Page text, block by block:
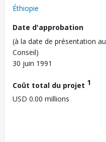
Éthiopie
Date d'approbation
(à la date de présentation au
Conseil)
30 juin 1991
Coût total du projet 1
USD 0.00 millions